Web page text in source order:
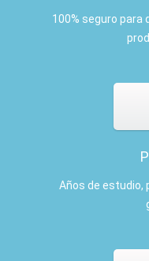
100% seguro para
Años de estudio,